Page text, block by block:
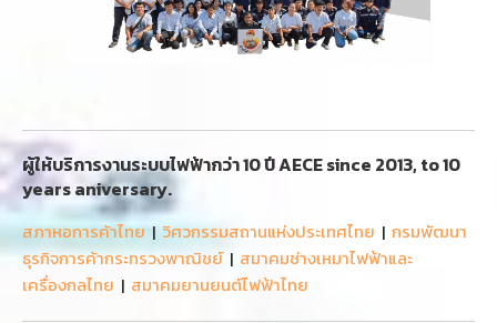
ผู้ให้บริการงานระบบไฟฟ้ากว่า 10 ปี AECE since 2013, to 10
years aniversary.
สภาหอการค้าไทย | วิศวกรรมสถานแห่งประเทศไทย | กรมพัฒนา
ธุรกิจการค้ากระทรวงพาณิชย์| สมาคมช่างเหมาไฟฟ้าและ
เครื่องกลไทย | สมาคมยานยนต์ไฟฟ้าไทย